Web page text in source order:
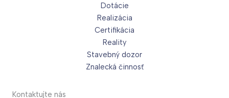
Dotácie
Realizácia
Certifikácia
Reality
Stavebný dozor
Znalecká činnosť
Kontaktujte nás